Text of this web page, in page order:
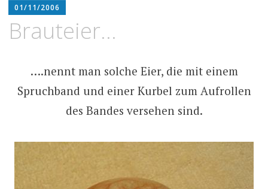
Inhalt
springen
01/11/2006
Brauteier…
….nennt man solche Eier, die mit einem
Spruchband und einer Kurbel zum Aufrollen
des Bandes versehen sind.